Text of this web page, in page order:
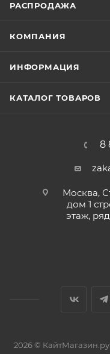
РАСПРОДАЖА
КОМПАНИЯ
ИНФОРМАЦИЯ
КАТАЛОГ ТОВАРОВ
8
Москва,
дом 1
этаж,
2026 ©